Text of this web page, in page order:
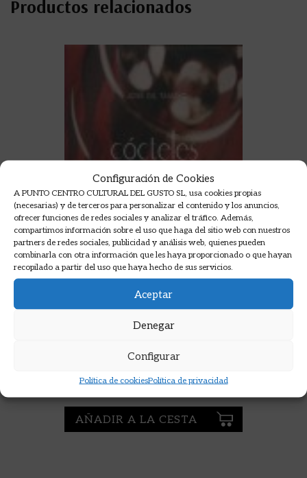
Configuración de Cookies
A PUNTO CENTRO CULTURAL DEL GUSTO SL, usa cookies propias
(necesarias) y de terceros para personalizar el contenido y los anuncios,
ofrecer funciones de redes sociales y analizar el tráfico. Además,
compartimos información sobre el uso que haga del sitio web con nuestros
partners de redes sociales, publicidad y análisis web, quienes pueden
combinarla con otra información que les haya proporcionado o que hayan
recopilado a partir del uso que haya hecho de sus servicios.
Aceptar
Denegar
Configurar
Política de cookiesPolítica de privacidad
Productos relacionados
CÓCTELES CON JÉREZ, CÓCTELES
AÑADIR A LA CESTA